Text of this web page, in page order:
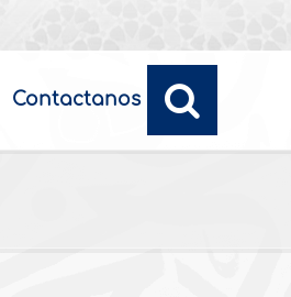
Contactanos